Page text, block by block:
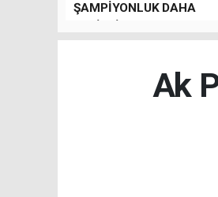
ŞAMPİYONLUK DAHA
Ak